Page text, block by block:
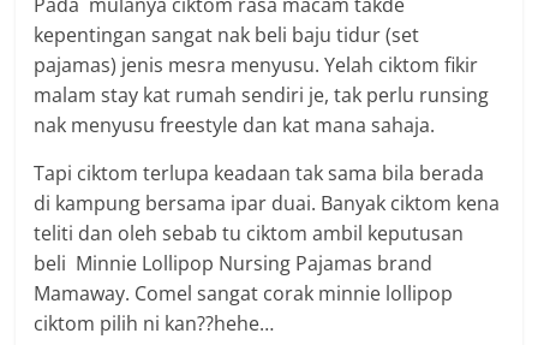
kepentingan sangat nak beli baju tidur (set
pajamas) jenis mesra menyusu. Yelah ciktom fikir
malam stay kat rumah sendiri je, tak perlu runsing
nak menyusu freestyle dan kat mana sahaja.
Tapi ciktom terlupa keadaan tak sama bila berada
di kampung bersama ipar duai. Banyak ciktom kena
teliti dan oleh sebab tu ciktom ambil keputusan
beli Minnie Lollipop Nursing Pajamas brand
Mamaway. Comel sangat corak minnie lollipop
ciktom pilih ni kan??hehe…